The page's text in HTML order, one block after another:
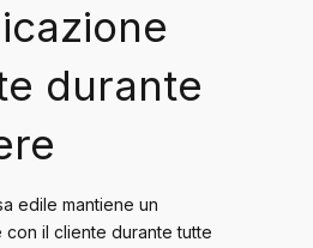
durante
edile mantiene un
il cliente durante tutte